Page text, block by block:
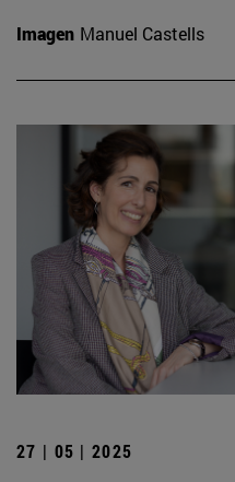
Imagen Manuel Castells
27 | 05 | 2025